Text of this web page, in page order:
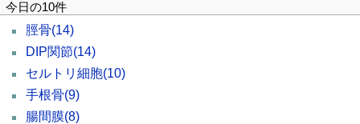
今日の10件
脛骨(14)
DIP関節(14)
セルトリ細胞(10)
手根骨(9)
腸間膜(8)